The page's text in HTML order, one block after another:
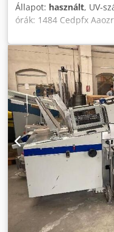
Állapot: használt, UV-
órák: 1484 Cedpfx
Heidelberg GTO 52
festékkiegyenlítő
szükséges közvetlen
gépekkel/eszközökkel.
sugárzó (aktuális